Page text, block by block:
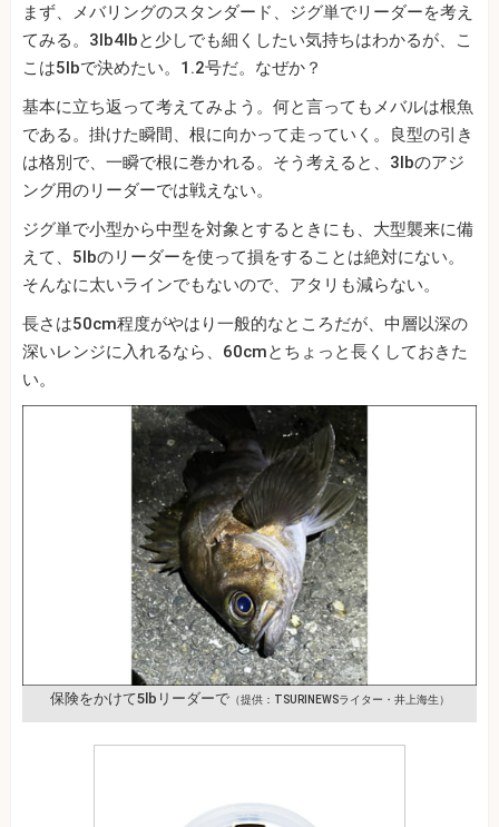
まず、メバリングのスタンダード、ジグ単でリーダーを考え
てみる。3lb4lbと少しでも細くしたい気持ちはわかるが、こ
こは5lbで決めたい。1.2号だ。なぜか？
基本に立ち返って考えてみよう。何と言ってもメバルは根魚
である。掛けた瞬間、根に向かって走っていく。良型の引き
は格別で、一瞬で根に巻かれる。そう考えると、3lbのアジ
ング用のリーダーでは戦えない。
ジグ単で小型から中型を対象とするときにも、大型襲来に備
えて、5lbのリーダーを使って損をすることは絶対にない。
そんなに太いラインでもないので、アタリも減らない。
長さは50cm程度がやはり一般的なところだが、中層以深の
深いレンジに入れるなら、60cmとちょっと長くしておきた
い。
保険をかけて5lbリーダーで（提供：TSURINEWSライター・井上海生）